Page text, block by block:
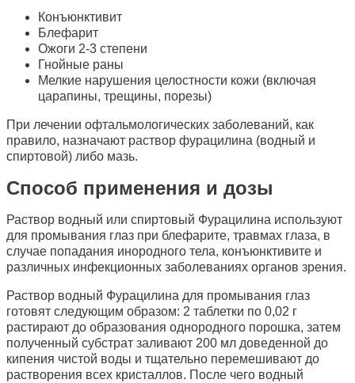
Конъюнктивит
Блефарит
Ожоги 2-3 степени
Гнойные раны
Мелкие нарушения целостности кожи (включая
царапины, трещины, порезы)
При лечении офтальмологических заболеваний, как
правило, назначают раствор фурацилина (водный и
спиртовой) либо мазь.
Способ применения и дозы
Раствор водный или спиртовый Фурацилина используют
для промывания глаз при блефарите, травмах глаза, в
случае попадания инородного тела, конъюнктивите и
различных инфекционных заболеваниях органов зрения.
Раствор водный Фурацилина для промывания глаз
готовят следующим образом: 2 таблетки по 0,02 г
растирают до образования однородного порошка, затем
полученный субстрат заливают 200 мл доведенной до
кипения чистой воды и тщательно перемешивают до
растворения всех кристаллов. После чего водный